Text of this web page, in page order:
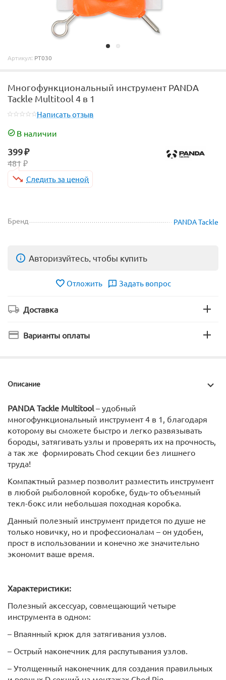
Артикул: PT030
Многофункциональный инструмент PANDA
Tackle Multitool 4 в 1
Написать отзыв
В наличии
399₽
481 ₽
Следить за ценой
Бренд PANDA Tackle
Авторизуйтесь, чтобы купить
Отложить Задать вопрос
Доставка
Варианты оплаты
Описание
PANDA Tackle Multitool – удобный
многофункциональный инструмент 4 в 1, благодаря
которому вы сможете быстро и легко развязывать
бороды, затягивать узлы и проверять их на прочность,
а так же формировать Chod секции без лишнего
труда!
Компактный размер позволит разместить инструмент
в любой рыболовной коробке, будь-то объемный
текл-бокс или небольшая походная коробка.
Данный полезный инструмент придется по душе не
только новичку, но и профессионалам – он удобен,
прост в использовании и конечно же значительно
экономит ваше время.
Характеристики:
Полезный аксессуар, совмещающий четыре
инструмента в одном:
– Впаянный крюк для затягивания узлов.
– Острый наконечник для распутывания узлов.
– Утолщенный наконечник для создания правильных